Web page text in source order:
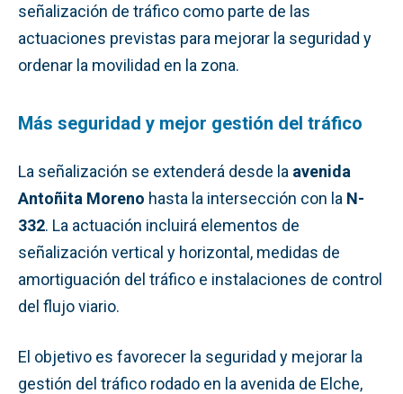
señalización de tráfico como parte de las
actuaciones previstas para mejorar la seguridad y
ordenar la movilidad en la zona.
Más seguridad y mejor gestión del tráfico
La señalización se extenderá desde la avenida
Antoñita Moreno hasta la intersección con la N-
332. La actuación incluirá elementos de
señalización vertical y horizontal, medidas de
amortiguación del tráfico e instalaciones de control
del flujo viario.
El objetivo es favorecer la seguridad y mejorar la
gestión del tráfico rodado en la avenida de Elche,